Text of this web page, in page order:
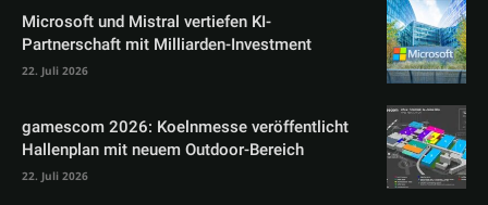
Microsoft und Mistral vertiefen KI-
Partnerschaft mit Milliarden-Investment
22. Juli 2026
gamescom 2026: Koelnmesse veröffentlicht
Hallenplan mit neuem Outdoor-Bereich
22. Juli 2026